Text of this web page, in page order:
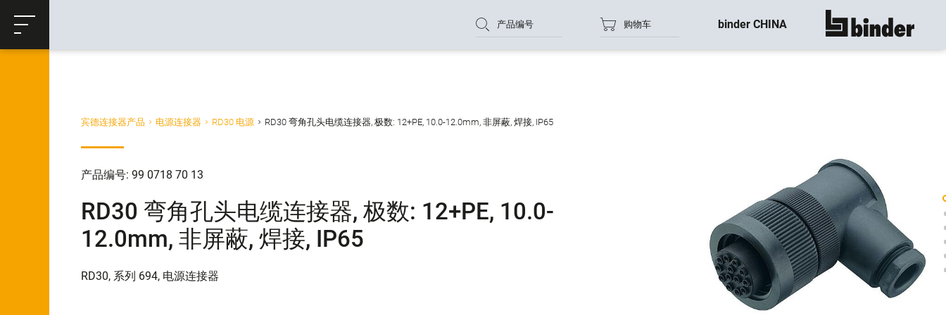
购物车
产品编号 购物车 binder CHINA 显示所有
宾德连接器产品 电源连接器 RD30 电源 RD30 弯角孔头电缆连接器, 极数: 12+PE, 10.0-12.0mm, 非屏蔽, 焊接, IP65
产品编号: 99 0718 70 13
RD30 弯角孔头电缆连接器, 极数: 12+PE, 10.0-
12.0mm, 非屏蔽, 焊接, IP65
RD30, 系列 694, 电源连接器